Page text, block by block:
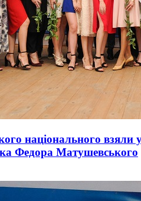
національного взяли
Федора Матушевського